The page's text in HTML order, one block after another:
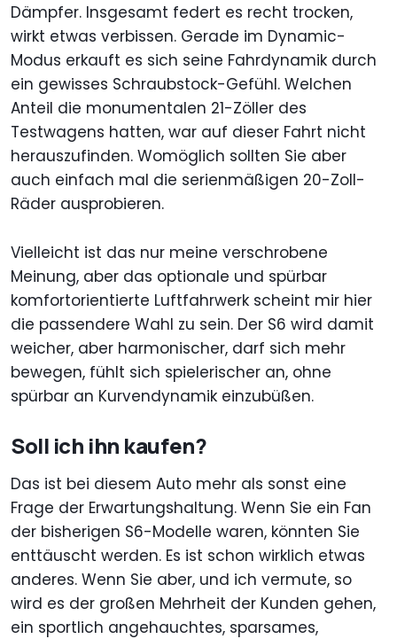
Dämpfer. Insgesamt federt es recht trocken,
wirkt etwas verbissen. Gerade im Dynamic-
Modus erkauft es sich seine Fahrdynamik durch
ein gewisses Schraubstock-Gefühl. Welchen
Anteil die monumentalen 21-Zöller des
Testwagens hatten, war auf dieser Fahrt nicht
herauszufinden. Womöglich sollten Sie aber
auch einfach mal die serienmäßigen 20-Zoll-
Räder ausprobieren.
Vielleicht ist das nur meine verschrobene
Meinung, aber das optionale und spürbar
komfortorientierte Luftfahrwerk scheint mir hier
die passendere Wahl zu sein. Der S6 wird damit
weicher, aber harmonischer, darf sich mehr
bewegen, fühlt sich spielerischer an, ohne
spürbar an Kurvendynamik einzubüßen.
Soll ich ihn kaufen?
Das ist bei diesem Auto mehr als sonst eine
Frage der Erwartungshaltung. Wenn Sie ein Fan
der bisherigen S6-Modelle waren, könnten Sie
enttäuscht werden. Es ist schon wirklich etwas
anderes. Wenn Sie aber, und ich vermute, so
wird es der großen Mehrheit der Kunden gehen,
ein sportlich angehauchtes, sparsames,